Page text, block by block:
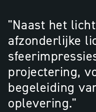
"Naast het
afzonderlijke
projectering,
begeleiding
oplevering."